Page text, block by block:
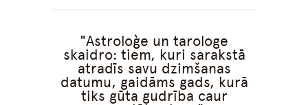
Astroloģe un tarologe
skaidro: tiem, kuri sarakstā
atradīs savu dzimšanas
datumu, gaidāms gads, kurā
tiks gūta gudrība caur